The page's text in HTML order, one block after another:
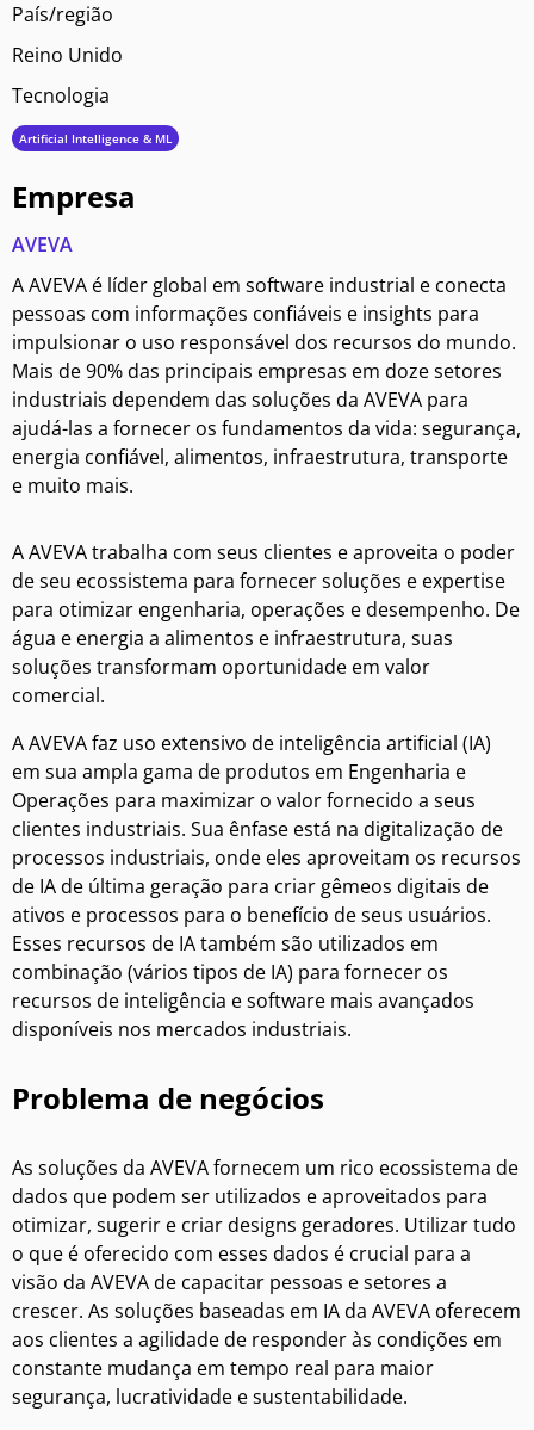
País/região
Reino Unido
Tecnologia
Artificial Intelligence & ML
Empresa
AVEVA
A AVEVA é líder global em software industrial e conecta
pessoas com informações confiáveis e insights para
impulsionar o uso responsável dos recursos do mundo.
Mais de 90% das principais empresas em doze setores
industriais dependem das soluções da AVEVA para
ajudá-las a fornecer os fundamentos da vida: segurança,
energia confiável, alimentos, infraestrutura, transporte
e muito mais.
A AVEVA trabalha com seus clientes e aproveita o poder
de seu ecossistema para fornecer soluções e expertise
para otimizar engenharia, operações e desempenho. De
água e energia a alimentos e infraestrutura, suas
soluções transformam oportunidade em valor
comercial.
A AVEVA faz uso extensivo de inteligência artificial (IA)
em sua ampla gama de produtos em Engenharia e
Operações para maximizar o valor fornecido a seus
clientes industriais. Sua ênfase está na digitalização de
processos industriais, onde eles aproveitam os recursos
de IA de última geração para criar gêmeos digitais de
ativos e processos para o benefício de seus usuários.
Esses recursos de IA também são utilizados em
combinação (vários tipos de IA) para fornecer os
recursos de inteligência e software mais avançados
disponíveis nos mercados industriais.
Problema de negócios
As soluções da AVEVA fornecem um rico ecossistema de
dados que podem ser utilizados e aproveitados para
otimizar, sugerir e criar designs geradores. Utilizar tudo
o que é oferecido com esses dados é crucial para a
visão da AVEVA de capacitar pessoas e setores a
crescer. As soluções baseadas em IA da AVEVA oferecem
aos clientes a agilidade de responder às condições em
constante mudança em tempo real para maior
segurança, lucratividade e sustentabilidade.